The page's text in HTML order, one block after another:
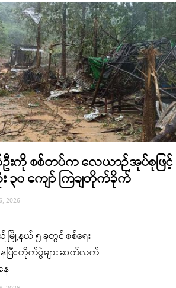
ဦးကို စစ်တပ်က လေယာဉ်အုပ်စုဖြင့်
၃၀ ကျော် ကြဲချတိုက်ခိုက်
2026
မြို့နယ် ၅ ခုတွင် စစ်ရေး
ပြီး တိုက်ပွဲများ ဆက်လက်
ေ